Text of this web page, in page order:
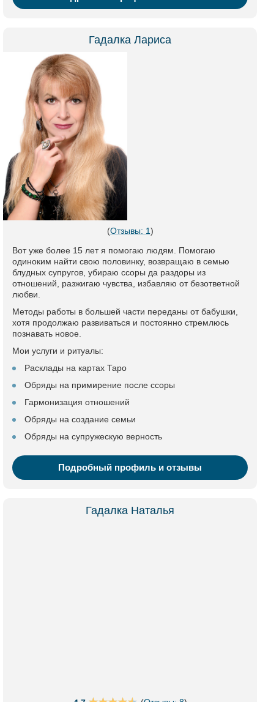
Гадалка Лариса
(Отзывы: 1)
Вот уже более 15 лет я помогаю людям. Помогаю
одиноким найти свою половинку, возвращаю в семью
блудных супругов, убираю ссоры да раздоры из
отношений, разжигаю чувства, избавляю от безответной
любви.
Методы работы в большей части переданы от бабушки,
хотя продолжаю развиваться и постоянно стремлюсь
познавать новое.
Мои услуги и ритуалы:
Расклады на картах Таро
Обряды на примирение после ссоры
Гармонизация отношений
Обряды на создание семьи
Обряды на супружескую верность
Подробный профиль и отзывы
Гадалка Наталья